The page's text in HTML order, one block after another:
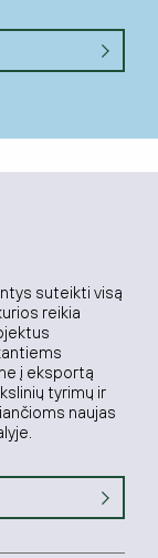
suteikti visą
reikia
į eksportą
tyrimų ir
naujas